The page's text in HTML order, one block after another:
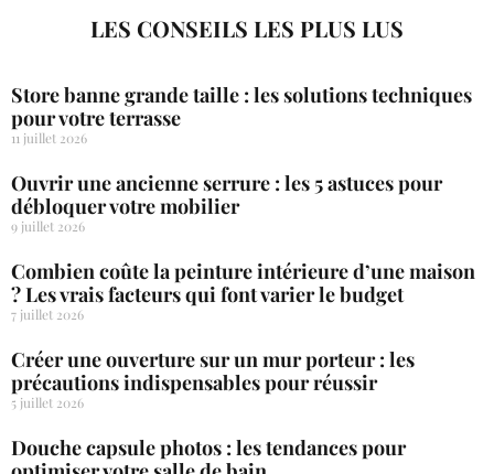
LES CONSEILS LES PLUS LUS
Store banne grande taille : les solutions techniques
pour votre terrasse
11 juillet 2026
Ouvrir une ancienne serrure : les 5 astuces pour
débloquer votre mobilier
9 juillet 2026
Combien coûte la peinture intérieure d’une maison
? Les vrais facteurs qui font varier le budget
7 juillet 2026
Créer une ouverture sur un mur porteur : les
précautions indispensables pour réussir
5 juillet 2026
Douche capsule photos : les tendances pour